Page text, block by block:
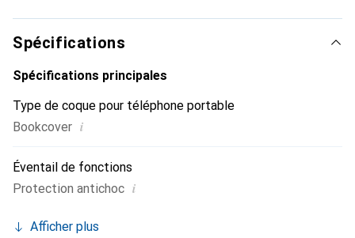
marque Noreve est un choix sûr pour une clientèle
exigeante.
Spécifications
Spécifications principales
Type de coque pour téléphone portable
Bookcover i
Éventail de fonctions
Protection antichoc i
Afficher plus